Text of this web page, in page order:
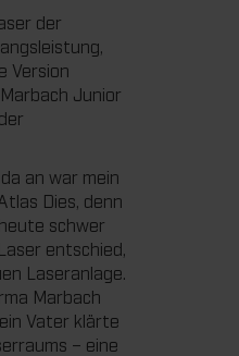
der
Version
Junior
an war mein
Dies, denn
schwer
entschied,
Laseranlage.
Marbach
Vater klärte
– eine